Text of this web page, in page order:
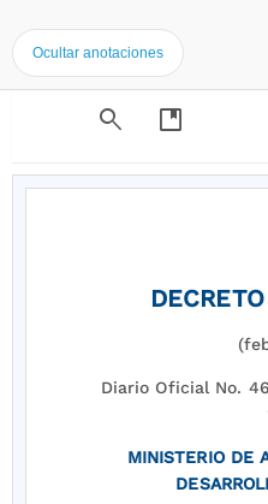
Ocultar anotaciones
search developer_guide
Diario Oficial No.
MINISTERIO DE